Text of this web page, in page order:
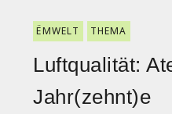
ËMWELT THEMA
Luftqualität:
Jahr(zehnt)e